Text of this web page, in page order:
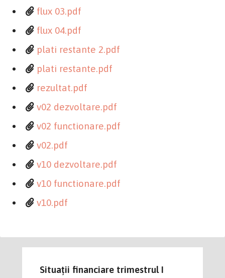
flux 03.pdf
flux 04.pdf
plati restante 2.pdf
plati restante.pdf
rezultat.pdf
v02 dezvoltare.pdf
v02 functionare.pdf
v02.pdf
v10 dezvoltare.pdf
v10 functionare.pdf
v10.pdf
Situații financiare trimestrul I